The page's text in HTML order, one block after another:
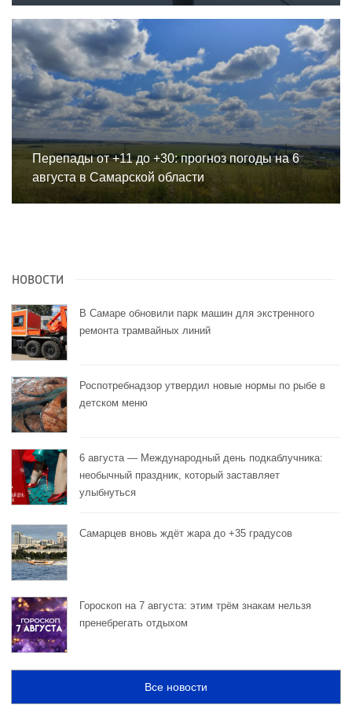
Перепады от +11 до +30: прогноз погоды на 6
августа в Самарской области
НОВОСТИ
В Самаре обновили парк машин для экстренного
ремонта трамвайных линий
Роспотребнадзор утвердил новые нормы по рыбе в
детском меню
6 августа — Международный день подкаблучника:
необычный праздник, который заставляет
улыбнуться
Самарцев вновь ждёт жара до +35 градусов
Гороскоп на 7 августа: этим трём знакам нельзя
пренебрегать отдыхом
Все новости